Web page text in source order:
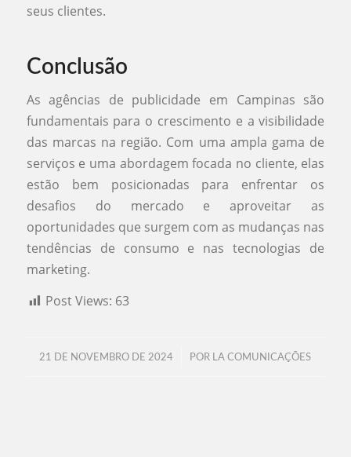
seus clientes.
Conclusão
As agências de publicidade em Campinas são
fundamentais para o crescimento e a visibilidade
das marcas na região. Com uma ampla gama de
serviços e uma abordagem focada no cliente, elas
estão bem posicionadas para enfrentar os
desafios do mercado e aproveitar as
oportunidades que surgem com as mudanças nas
tendências de consumo e nas tecnologias de
marketing.
Post Views: 63
21 DE NOVEMBRO DE 2024
/ POR LA COMUNICAÇÕES